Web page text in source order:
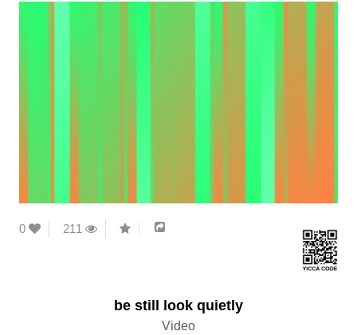
0 211
be still look quietly
Video